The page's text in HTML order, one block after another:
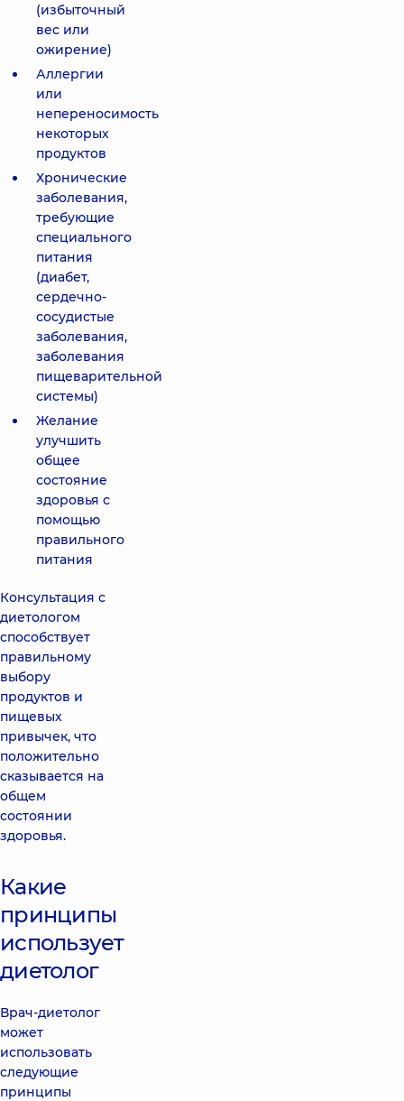
(избыточный
вес или
ожирение)
Аллергии
или
непереносимость
некоторых
продуктов
Хронические
заболевания,
требующие
специального
питания
(диабет,
сердечно-
сосудистые
заболевания,
заболевания
пищеварительной
системы)
Желание
улучшить
общее
состояние
здоровья с
помощью
правильного
питания
Консультация с
диетологом
способствует
правильному
выбору
продуктов и
пищевых
привычек, что
положительно
сказывается на
общем
состоянии
здоровья.
Какие
принципы
использует
диетолог
Врач-диетолог
может
использовать
следующие
принципы